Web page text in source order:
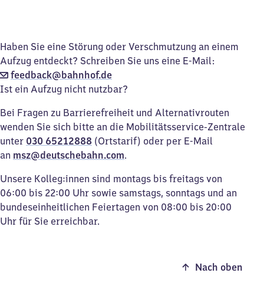
Haben Sie eine Störung oder Verschmutzung an einem
Aufzug entdeckt? Schreiben Sie uns eine E-Mail:
feedback@bahnhof.de
Ist ein Aufzug nicht nutzbar?
Bei Fragen zu Barrierefreiheit und Alternativrouten
wenden Sie sich bitte an die Mobilitätsservice-Zentrale
unter 030 65212888 (Ortstarif) oder per E-Mail
an msz@deutschebahn.com.
Unsere Kolleg:innen sind montags bis freitags von
06:00 bis 22:00 Uhr sowie samstags, sonntags und an
bundeseinheitlichen Feiertagen von 08:00 bis 20:00
Uhr für Sie erreichbar.
Nach oben